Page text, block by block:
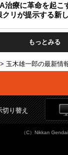
治療に革命を起こ
クリが提示する新
もっとみる
玉木雄一郎の最新情
切り替え
（C）Nikkan Gendai